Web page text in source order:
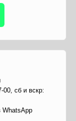
00, сб и вскр:
WhatsApp